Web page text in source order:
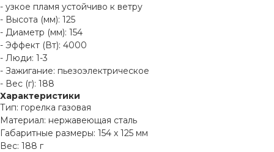
- узкое пламя устойчиво к ветру
- Высота (мм): 125
- Диаметр (мм): 154
- Эффект (Вт): 4000
- Люди: 1-3
- Зажигание: пьезоэлектрическое
- Вес (г): 188
Характеристики
Тип: горелка газовая
Материал: нержавеющая сталь
Габаритные размеры: 154 х 125 мм
Вес: 188 г